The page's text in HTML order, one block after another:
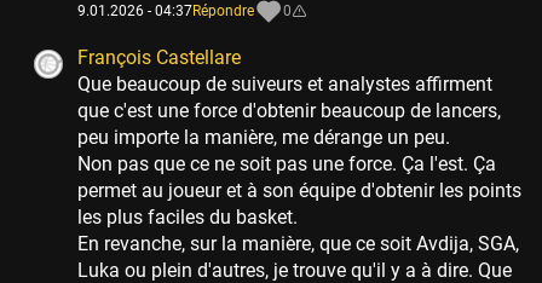
9.01.2026 - 04:37Répondre 0
François Castellare
Que beaucoup de suiveurs et analystes affirment
que c'est une force d'obtenir beaucoup de lancers,
peu importe la manière, me dérange un peu.
Non pas que ce ne soit pas une force. Ça l'est. Ça
permet au joueur et à son équipe d'obtenir les points
les plus faciles du basket.
En revanche, sur la manière, que ce soit Avdija, SGA,
Luka ou plein d'autres, je trouve qu'il y a à dire. Que